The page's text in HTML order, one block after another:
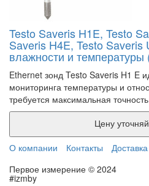
Testo Saveris H1E, Testo
Saveris H4E, Testo Saveris
влажности и температуры
Ethernet зонд Testo Saveris H1 E
мониторинга температуры и
требуется максимальная
О компании
Контакты
Доставка
Первое измерение © 2024
#izmby